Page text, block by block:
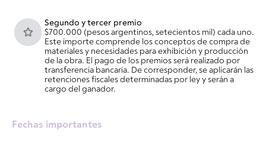
Segundo y tercer premio
$700.000 (pesos argentinos, setecientos mil) cada uno.
Este importe comprende los conceptos de compra de
materiales y necesidades para exhibición y producción
de la obra. El pago de los premios será realizado por
transferencia bancaria. De corresponder, se aplicarán las
retenciones fiscales determinadas por ley y serán a
cargo del ganador.
Fechas importantes